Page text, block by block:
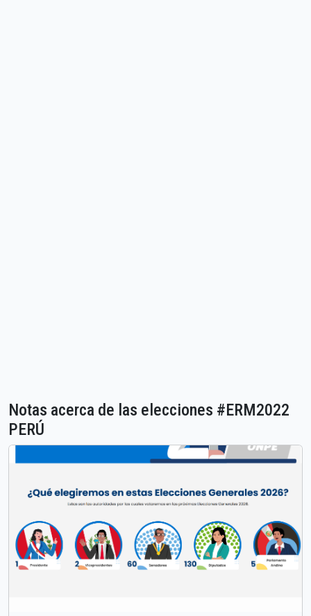
Notas acerca de las elecciones #ERM2022
PERÚ